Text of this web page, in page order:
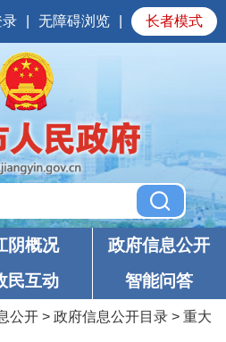
录 无障碍浏览 长者模式
阴概况
政府信息公开
民互动 智能问答
公开 > 政府信息公开目录 > 重大